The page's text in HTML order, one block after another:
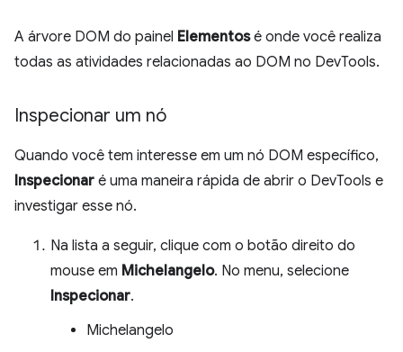
A árvore DOM do painel Elementosé onde você realiza
todas as atividades relacionadas ao DOM no DevTools.
Inspecionar um nó
Quando você tem interesse em um nó DOM específico,
Inspecionar é uma maneira rápida de abrir o DevTools e
investigar esse nó.
Na lista a seguir, clique com o botão direito do
mouse em Michelangelo. No menu, selecione
Inspecionar.
Michelangelo